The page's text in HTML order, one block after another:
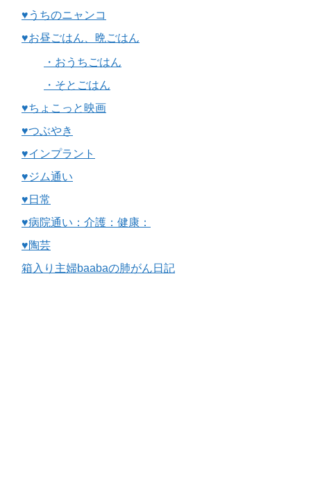
♥うちのニャンコ
♥お昼ごはん、晩ごはん
・おうちごはん
・そとごはん
♥ちょこっと映画
♥つぶやき
♥インプラント
♥ジム通い
♥日常
♥病院通い：介護：健康：
♥陶芸
箱入り主婦baabaの肺がん日記